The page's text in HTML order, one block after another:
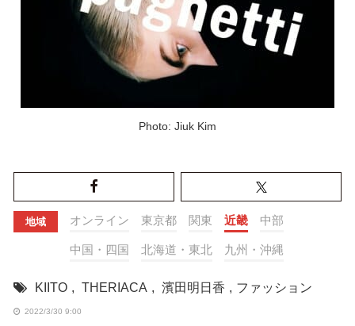
Photo: Jiuk Kim
地域 オンライン 東京都 関東 近畿 中部
中国・四国 北海道・東北 九州・沖縄
KIITO , THERIACA , 濱田明日香 , ファッション
2022/3/30 9:00